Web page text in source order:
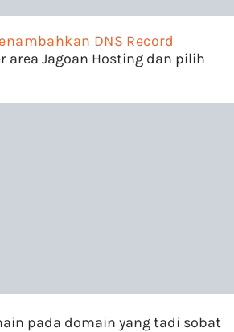
DNS Record
area Jagoan Hosting dan pilih
pada domain yang tadi sobat